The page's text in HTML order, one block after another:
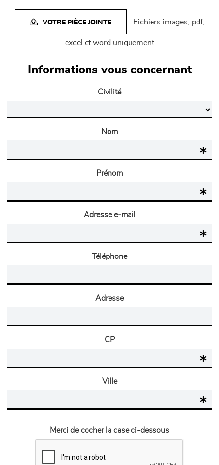
VOTRE PIÈCE JOINTE Fichiers images, pdf,
excel et word uniquement
Informations vous concernant
Civilité
Nom
Prénom
Adresse e-mail
Téléphone
Adresse
CP
Ville
Merci de cocher la case ci-dessous